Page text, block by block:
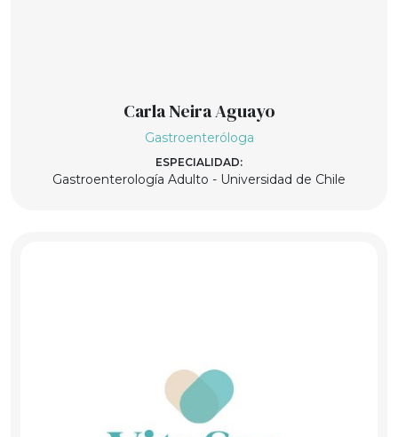
Carla Neira Aguayo
Gastroenteróloga
ESPECIALIDAD:
Gastroenterología Adulto - Universidad de Chile